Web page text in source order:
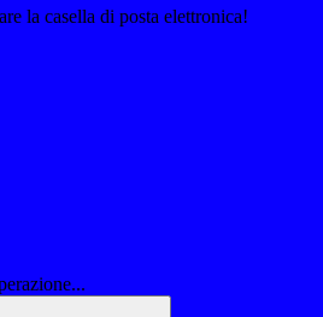
la casella di posta elettronica!